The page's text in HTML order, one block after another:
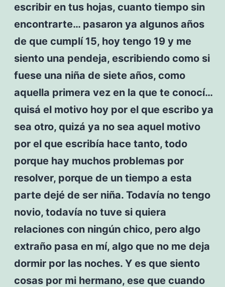
escribir en tus hojas, cuanto tiempo sin
encontrarte… pasaron ya algunos años
de que cumplí 15, hoy tengo 19 y me
siento una pendeja, escribiendo como si
fuese una niña de siete años, como
aquella primera vez en la que te conocí…
quisá el motivo hoy por el que escribo ya
sea otro, quizá ya no sea aquel motivo
por el que escribía hace tanto, todo
porque hay muchos problemas por
resolver, porque de un tiempo a esta
parte dejé de ser niña. Todavía no tengo
novio, todavía no tuve si quiera
relaciones con ningún chico, pero algo
extraño pasa en mí, algo que no me deja
dormir por las noches. Y es que siento
cosas por mi hermano, ese que cuando